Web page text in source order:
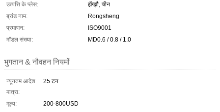
उत्पत्ति के प्लेस:
झेंग्झौ, चीन
ब्रांड नाम:
Rongsheng
प्रमाणन:
ISO9001
मॉडल संख्या:
MD0.6 / 0.8 / 1.0
भुगतान & नौवहन नियमों
न्यूनतम आदेश
मात्रा:
25 टन
मूल्य:
200-800USD